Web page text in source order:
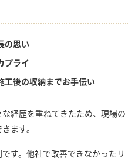
の思い
プライ
工後の収納までお手伝い
経歴を重ねてきたため、現場の
ます。
す。他社で改善できなかったリ